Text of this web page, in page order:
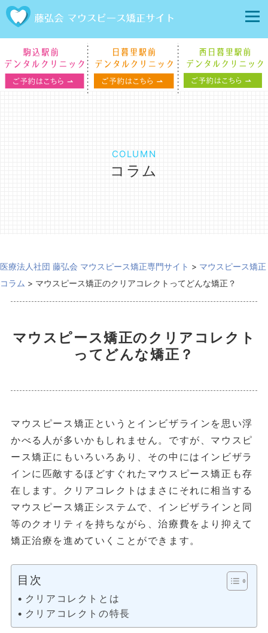
COLUMN
コラム
医療法人社団 藤弘会 マウスピース矯正専門サイト > マウスピース矯正
コラム > マウスピース矯正のクリアコレクトってどんな矯正？
マウスピース矯正のクリアコレクト
ってどんな矯正？
マウスピース矯正というとインビザラインを思い浮
かべる人が多いかもしれません。ですが、マウスピ
ース矯正にもいろいろあり、その中にはインビザラ
インに匹敵するほどすぐれたマウスピース矯正も存
在します。クリアコレクトはまさにそれに相当する
マウスピース矯正システムで、インビザラインと同
等のクオリティを持ちながら、治療費をより抑えて
矯正治療を進めていくことができます。
目次
クリアコレクトとは
クリアコレクトの特長